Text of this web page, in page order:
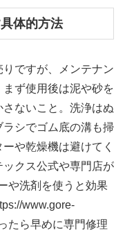
体的方法
ですが、メンテナン
ず使用後は泥や砂を
ないこと。洗浄はぬ
シでゴム底の溝も掃
や乾燥機は避けてく
クス公式や専門店が
や洗剤を使うと効果
www.gore-
たら早めに専門修理